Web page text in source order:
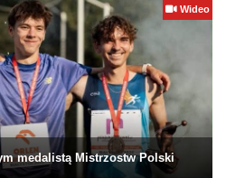
Wideo
medalistą Mistrzostw Polski